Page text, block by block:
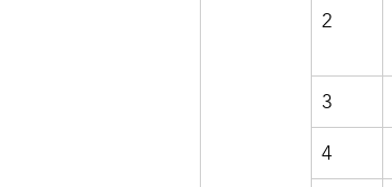
2
3
4